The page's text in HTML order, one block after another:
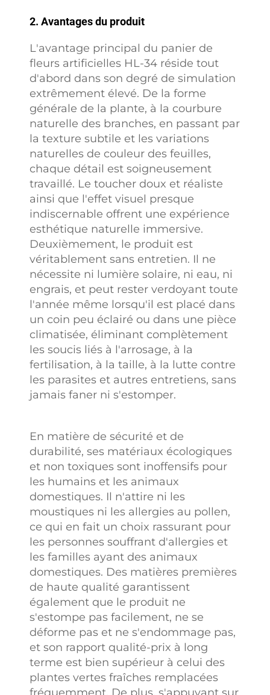
2. Avantages du produit
L'avantage principal du panier de
fleurs artificielles HL-34 réside tout
d'abord dans son degré de simulation
extrêmement élevé. De la forme
générale de la plante, à la courbure
naturelle des branches, en passant par
la texture subtile et les variations
naturelles de couleur des feuilles,
chaque détail est soigneusement
travaillé. Le toucher doux et réaliste
ainsi que l'effet visuel presque
indiscernable offrent une expérience
esthétique naturelle immersive.
Deuxièmement, le produit est
véritablement sans entretien. Il ne
nécessite ni lumière solaire, ni eau, ni
engrais, et peut rester verdoyant toute
l'année même lorsqu'il est placé dans
un coin peu éclairé ou dans une pièce
climatisée, éliminant complètement
les soucis liés à l'arrosage, à la
fertilisation, à la taille, à la lutte contre
les parasites et autres entretiens, sans
jamais faner ni s'estomper.
En matière de sécurité et de
durabilité, ses matériaux écologiques
et non toxiques sont inoffensifs pour
les humains et les animaux
domestiques. Il n'attire ni les
moustiques ni les allergies au pollen,
ce qui en fait un choix rassurant pour
les personnes souffrant d'allergies et
les familles ayant des animaux
domestiques. Des matières premières
de haute qualité garantissent
également que le produit ne
s'estompe pas facilement, ne se
déforme pas et ne s'endommage pas,
et son rapport qualité-prix à long
terme est bien supérieur à celui des
plantes vertes fraîches remplacées